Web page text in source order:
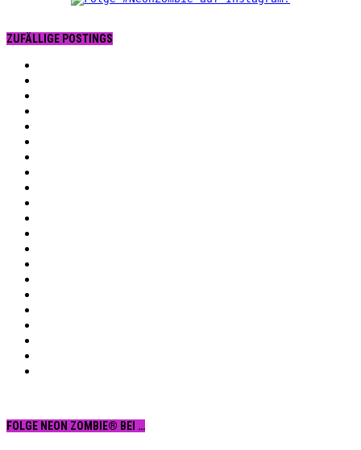
ZUFÄLLIGE POSTINGS
FOLGE NEON ZOMBIE® BEI …